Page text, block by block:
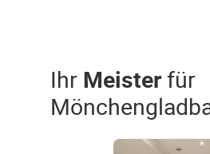
Ihr Meisterfür